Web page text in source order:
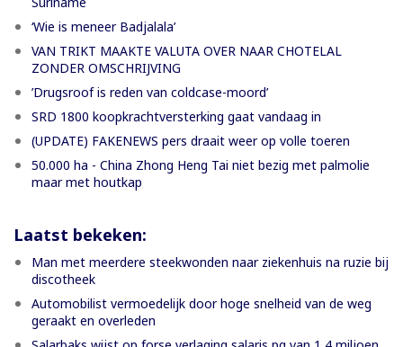
‘Wie is meneer Badjalala’
VAN TRIKT MAAKTE VALUTA OVER NAAR CHOTELAL
ZONDER OMSCHRIJVING
’Drugsroof is reden van coldcase-moord’
SRD 1800 koopkrachtversterking gaat vandaag in
(UPDATE) FAKENEWS pers draait weer op volle toeren
50.000 ha - China Zhong Heng Tai niet bezig met palmolie
maar met houtkap
Laatst bekeken:
Man met meerdere steekwonden naar ziekenhuis na ruzie bij
discotheek
Automobilist vermoedelijk door hoge snelheid van de weg
geraakt en overleden